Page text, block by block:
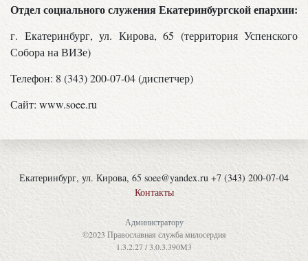
Отдел социального служения Екатеринбургской епархии:
г. Екатеринбург, ул. Кирова, 65 (территория Успенского
Собора на ВИЗе)
Телефон: 8 (343) 200-07-04 (диспетчер)
Сайт: www.soee.ru
Екатеринбург, ул. Кирова, 65 soee@yandex.ru +7 (343) 200-07-04
Контакты
Администратору
©2023 Православная служба милосердия
1.3.2.27 / 3.0.3.390M3